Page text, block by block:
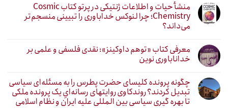
منشأ حیات و اطلاعات ژنتیکی در پرتو کتاب Cosmic
Chemistry؛ چرا لنوکس خداباوری را تبیینی منسجم‌تر
می‌داند؟
معرفی کتاب «توهم داوکینز»: نقدی فلسفی و علمی بر
خداناباوری نوین
چگونه پرونده کلیسای حضرت پطرس را به مسئله‌ای سیاسی
تبدیل کردند؟ روندکاوی روایتهای رسانه‌ایِ یک پرونده ملکی
تا بهره گیری سیاسی بین المللی علیه ایران و نظام اسلامی